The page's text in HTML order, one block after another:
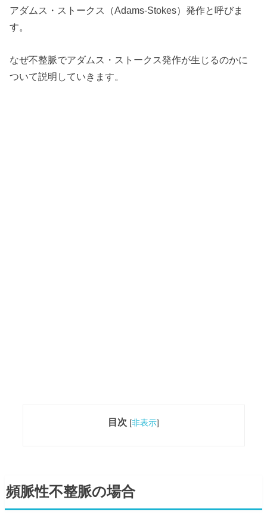
アダムス・ストークス（Adams-Stokes）発作と呼びま
す。
なぜ不整脈でアダムス・ストークス発作が生じるのかに
ついて説明していきます。
目次 [非表示]
頻脈性不整脈の場合